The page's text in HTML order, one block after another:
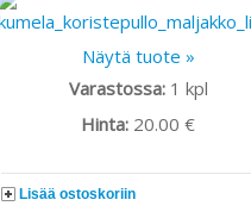
Näytä tuote »
Varastossa: 1 kpl
Hinta: 20.00 €
Lisää ostoskoriin